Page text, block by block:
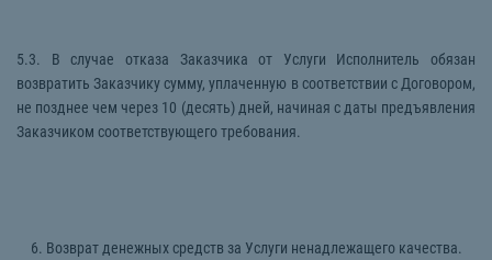
5.3. В случае отказа Заказчика от Услуги Исполнитель обязан
возвратить Заказчику сумму, уплаченную в соответствии с Договором,
не позднее чем через 10 (десять) дней, начиная с даты предъявления
Заказчиком соответствующего требования.
6. Возврат денежных средств за Услуги ненадлежащего качества.